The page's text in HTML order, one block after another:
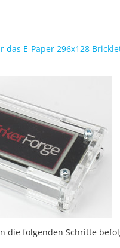
E-Paper 296x128
die folgenden Schritte